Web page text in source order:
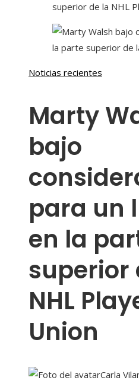
superior de la NHL
Noticias recientes
Marty
bajo
para un
en la
superior
NHL
Union
Carla